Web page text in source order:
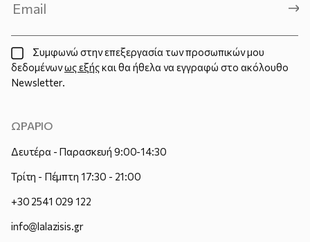
Συμφωνώ στην επεξεργασία των προσωπικών μου
δεδομένωνως εξήςκαι θα ήθελα να εγγραφώ στο ακόλουθο
Newsletter.
ΩΡΑΡΙΟ
Δευτέρα - Παρασκευή 9:00-14:30
Τρίτη - Πέμπτη 17:30 - 21:00
+30 2541 029 122
info@lalazisis.gr